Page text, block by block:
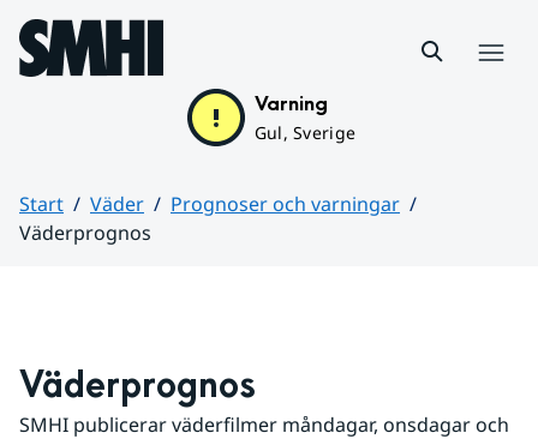
Hoppa till sidans innehåll
Varning
Gul, Sverige
Start Väder
Prognoser och varningar
Väderprognos
Väderprognos
SMHI publicerar väderfilmer måndagar, onsdagar och